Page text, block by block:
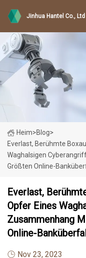
Jinhua Hantel Co., Ltd
Heim>Blog>
Everlast, Berühmte
Waghalsigen
Größten Online-
Everlast,
Opfer Eines
Zusammenhang
Online-
Nov 23, 2023